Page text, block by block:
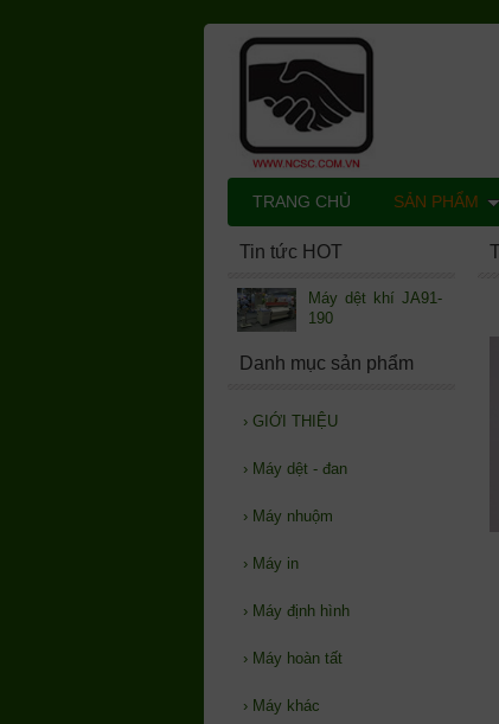
Tin tức HOT
Máy dệt khí JA91-
190
Danh mục sản phẩm
› GIỚI THIỆU
› Máy dệt - đan
› Máy nhuộm
› Máy in
› Máy định hình
› Máy hoàn tất
› Máy khác
TRANG CHỦ SẢN PHẨM